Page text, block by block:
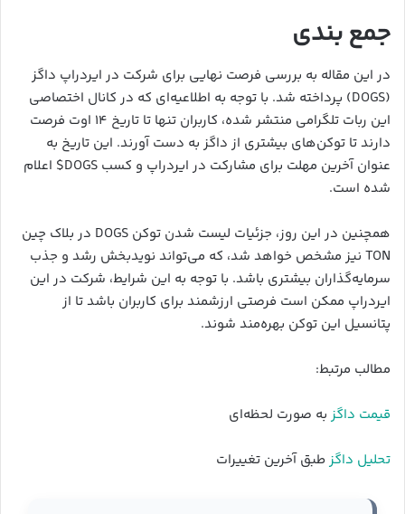
جمع بندی
در این مقاله به بررسی فرصت نهایی برای شرکت در ایردراپ داگز
(DOGS) پرداخته شد. با توجه به اطلاعیه‌ای که در کانال اختصاصی
این ربات تلگرامی منتشر شده، کاربران تنها تا تاریخ ۱۴ اوت فرصت
دارند تا توکن‌های بیشتری از داگز به دست آورند. این تاریخ به
عنوان آخرین مهلت برای مشارکت در ایردراپ و کسب DOGS$ اعلام
شده است.
همچنین در این روز، جزئیات لیست شدن توکن DOGS در بلاک چین
TON نیز مشخص خواهد شد، که می‌تواند نویدبخش رشد و جذب
سرمایه‌گذاران بیشتری باشد. با توجه به این شرایط، شرکت در این
ایردراپ ممکن است فرصتی ارزشمند برای کاربران باشد تا از
پتانسیل این توکن بهره‌مند شوند.
مطالب مرتبط:
قیمت داگز به صورت لحظه‌ای
تحلیل داگزطبق آخرین تغییرات